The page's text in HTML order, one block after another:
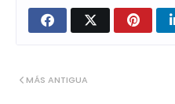
MÁS ANTIGUA